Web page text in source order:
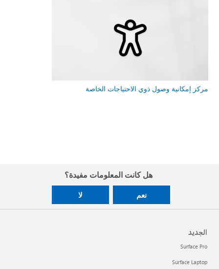
مركز إمكانية وصول ذوي الاحتياجات الخاصة
هل كانت المعلومات مفيدة؟
نعم لا
الجديد
Surface Pro
Surface Laptop